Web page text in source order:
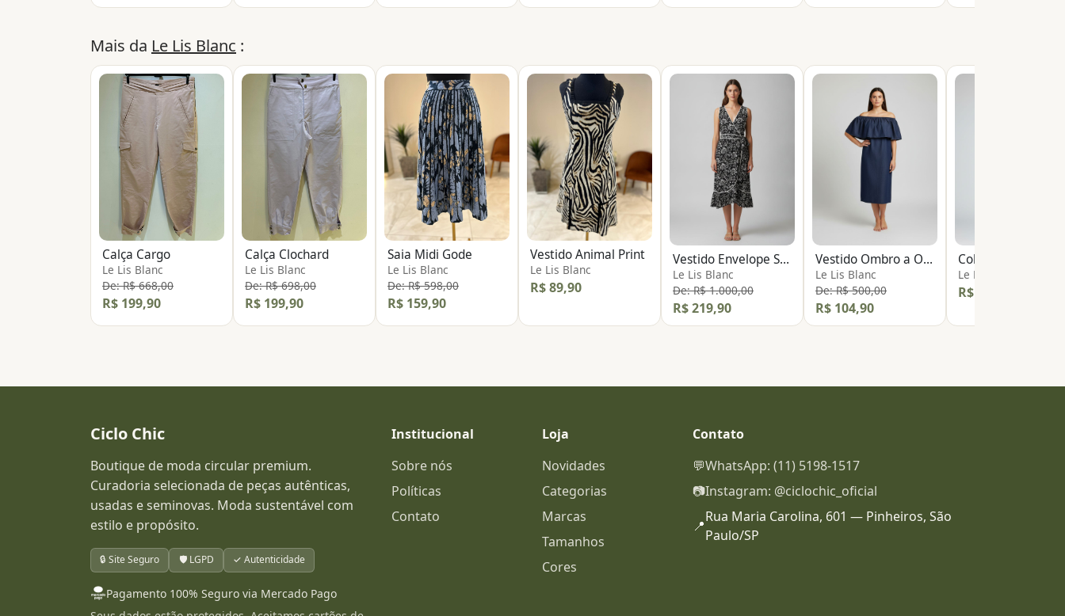
Mais da Le Lis Blanc :
Calça Cargo
Le Lis Blanc
De: R$ 668,00
R$ 199,90
Calça Clochard
Le Lis Blanc
De: R$ 698,00
R$ 199,90
Saia Midi Gode
Le Lis Blanc
De: R$ 598,00
R$ 159,90
Vestido Animal Print
Le Lis Blanc
R$ 89,90
Vestido Envelope Seda
Le Lis Blanc
De: R$ 1.000,00
R$ 219,90
Vestido Ombro a Ombro
Le Lis Blanc
De: R$ 500,00
R$ 104,90
Colete Pelo
Le Lis Blanc
R$ 299,90
Ciclo Chic
Boutique de moda circular premium.
Curadoria selecionada de peças autênticas,
usadas e seminovas. Moda sustentável com
estilo e propósito.
🔒 Site Seguro 🛡️ LGPD ✓ Autenticidade
Pagamento 100% Seguro via Mercado Pago
Institucional
Sobre nós
Políticas
Contato
Loja
Novidades
Categorias
Marcas
Tamanhos
Cores
Contato
💬WhatsApp: (11) 5198-1517
📷Instagram: @ciclochic_oficial
📍
Rua Maria Carolina, 601 — Pinheiros, São
Paulo/SP